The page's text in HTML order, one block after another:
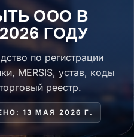
ООО В
ГОДУ
по регистрации
MERSIS, устав, коды
реестр.
13 МАЯ 2026 Г.